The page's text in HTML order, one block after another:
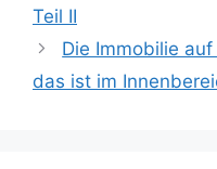
Teil II
Die Immobilie
das ist im